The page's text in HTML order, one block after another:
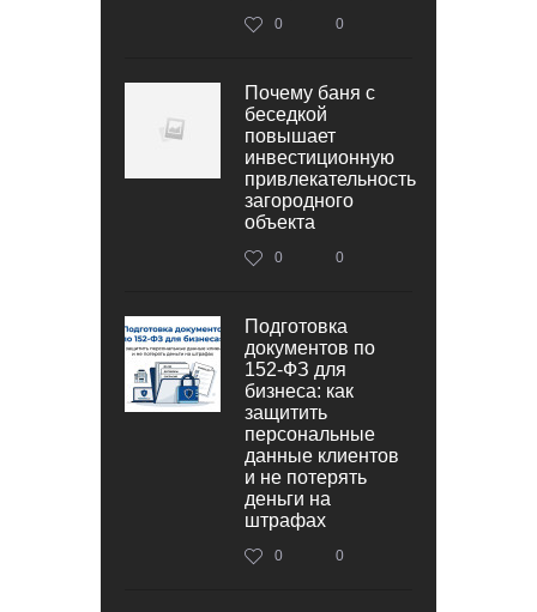
0 0
Почему баня с
беседкой
повышает
инвестиционную
привлекательность
загородного
объекта
0 0
Подготовка
документов по
152‑ФЗ для
бизнеса: как
защитить
персональные
данные клиентов
и не потерять
деньги на
штрафах
0 0